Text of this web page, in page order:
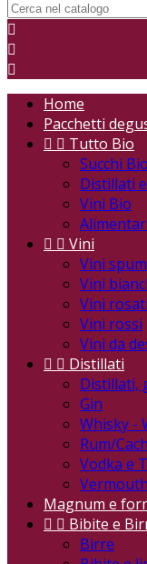



Home
Pacchetti
  Tutto Bio
Succhi Bio
Distillati
Vini Bio
  Vini
Vini
Vini
Vini rosati
Vini rossi
Vini da
  Distillati
Distillati,
Gin
Whisky -
Rum/
Vodka e
Vermouth
Magnum e
  Bibite e
Birre